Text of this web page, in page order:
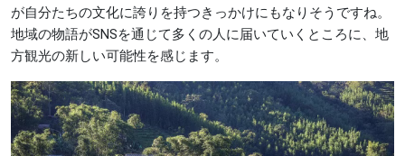
が自分たちの文化に誇りを持つきっかけにもなりそうですね。
地域の物語がSNSを通じて多くの人に届いていくところに、地
方観光の新しい可能性を感じます。